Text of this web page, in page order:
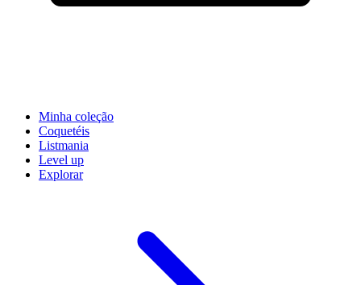
Minha coleção
Coquetéis
Listmania
Level up
Explorar